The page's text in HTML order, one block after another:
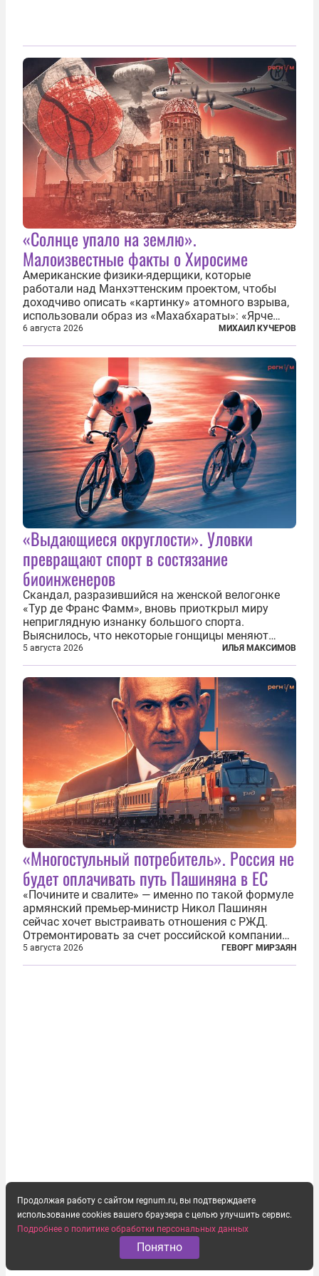
«Солнце упало на землю».
Малоизвестные факты о Хиросиме
Американские физики-ядерщики, которые
работали над Манхэттенским проектом, чтобы
доходчиво описать «картинку» атомного взрыва,
использовали образ из «Махабхараты»: «Ярче
тысячи солнц пылало это пламя». Не все жители
японских городов Хиросимы и Нагасаки, на
которых США в августе 1945 года поставили...
6 августа 2026 МИХАИЛ КУЧЕРОВ
«Выдающиеся округлости». Уловки
превращают спорт в состязание
биоинженеров
Скандал, разразившийся на женской велогонке
«Тур де Франс Фамм», вновь приоткрыл миру
неприглядную изнанку большого спорта.
Выяснилось, что некоторые гонщицы меняют
размер груди ради улучшения аэродинамики. За
фасадом труда, мастерства, упорства и
благородства, которые мы привыкли
ассоциировать с...
5 августа 2026 ИЛЬЯ МАКСИМОВ
«Многостульный потребитель». Россия не
будет оплачивать путь Пашиняна в ЕС
«Почините и свалите» — именно по такой формуле
армянский премьер-министр Никол Пашинян
сейчас хочет выстраивать отношения с РЖД.
Отремонтировать за счет российской компании
железнодорожную инфраструктуру в районе
прохождения TRIPP (коридора, который должен
5 августа 2026 ГЕВОРГ МИРЗАЯН
Продолжая работу с сайтом regnum.ru, вы подтверждаете
использование cookies вашего браузера с целью улучшить сервис.
Подробнее о политике обработки персональных данных
Понятно